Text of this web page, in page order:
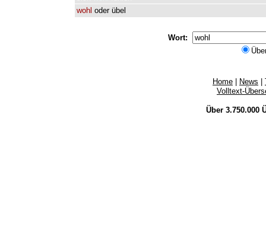
wohl oder übel
Wort:
Home News
Volltext-
Über 3.750.000